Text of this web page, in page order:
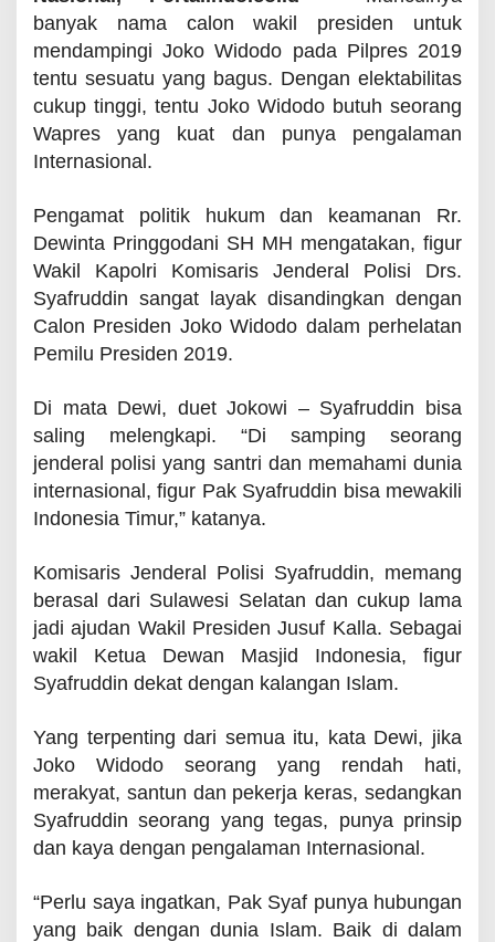
e
n
g
k
a
i
banyak nama calon wakil presiden untuk
mendampingi Joko Widodo pada Pilpres 2019
tentu sesuatu yang bagus. Dengan elektabilitas
cukup tinggi, tentu Joko Widodo butuh seorang
Wapres yang kuat dan punya pengalaman
Internasional.
Pengamat politik hukum dan keamanan Rr.
Dewinta Pringgodani SH MH mengatakan, figur
Wakil Kapolri Komisaris Jenderal Polisi Drs.
Syafruddin sangat layak disandingkan dengan
Calon Presiden Joko Widodo dalam perhelatan
Pemilu Presiden 2019.
Di mata Dewi, duet Jokowi – Syafruddin bisa
saling melengkapi. “Di samping seorang
jenderal polisi yang santri dan memahami dunia
internasional, figur Pak Syafruddin bisa mewakili
Indonesia Timur,” katanya.
Komisaris Jenderal Polisi Syafruddin, memang
berasal dari Sulawesi Selatan dan cukup lama
jadi ajudan Wakil Presiden Jusuf Kalla. Sebagai
wakil Ketua Dewan Masjid Indonesia, figur
Syafruddin dekat dengan kalangan Islam.
Yang terpenting dari semua itu, kata Dewi, jika
Joko Widodo seorang yang rendah hati,
merakyat, santun dan pekerja keras, sedangkan
Syafruddin seorang yang tegas, punya prinsip
dan kaya dengan pengalaman Internasional.
“Perlu saya ingatkan, Pak Syaf punya hubungan
yang baik dengan dunia Islam. Baik di dalam